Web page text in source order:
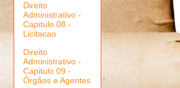
Direito
Administrativo -
Capitulo 08 -
Licitacao
Direito
Administrativo -
Capitulo 09 -
Órgãos e Agentes